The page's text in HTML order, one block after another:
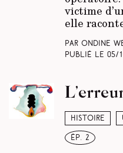
victime
elle
Par Ondine
Publié le 05/
Histoire
ép. 2